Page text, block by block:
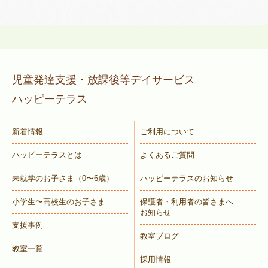
児童発達支援・放課後等デイサービス
ハッピーテラス
新着情報
ハッピーテラスとは
未就学のお子さま （0〜6歳）
小学生〜高校生のお子さま
支援事例
教室一覧
ご利用について
よくあるご質問
ハッピーテラスのお知らせ
保護者・利用者の皆さまへ
お知らせ
教室ブログ
採用情報